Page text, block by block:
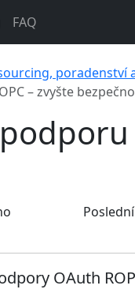
FAQ
poradenství
– zvyšte
OAuth